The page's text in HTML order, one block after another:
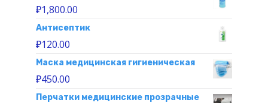
₽1,800.00
Антисептик
₽120.00
Маска медицинская гигиеническая
₽450.00
Перчатки медицинские прозрачные